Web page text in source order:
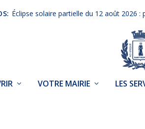
Éclipse solaire partielle du 12 août 2026 :
VOTRE MAIRIE LES